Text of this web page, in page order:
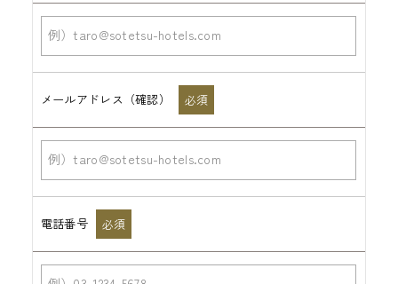
メールアドレス（確認） 必須
電話番号 必須